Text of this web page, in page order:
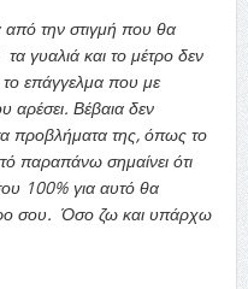
από την στιγμή που θα
γυαλιά και το μέτρο δεν
το επάγγελμα που με
αρέσει. Βέβαια δεν
προβλήματα της, όπως το
παραπάνω σημαίνει ότι
100% για αυτό θα
σου. Όσο ζω και υπάρχω